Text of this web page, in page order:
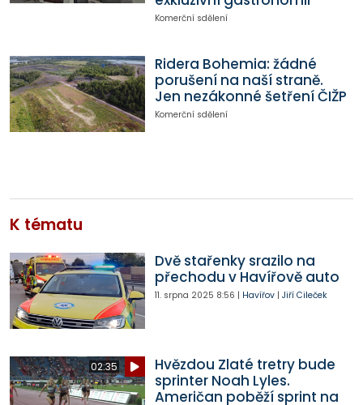
Komerční sdělení
Ridera Bohemia: žádné
porušení na naší straně.
Jen nezákonné šetření ČIŽP
Komerční sdělení
K tématu
Dvě stařenky srazilo na
přechodu v Havířově auto
11. srpna 2025 8:56 | Havířov| Jiří Cileček
02:35
Hvězdou Zlaté tretry bude
sprinter Noah Lyles.
Američan poběží sprint na